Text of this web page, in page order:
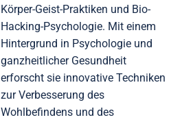
Körper-Geist-Praktiken und Bio-
Hacking-Psychologie. Mit einem
Hintergrund in Psychologie und
ganzheitlicher Gesundheit
erforscht sie innovative Techniken
zur Verbesserung des
Wohlbefindens und des